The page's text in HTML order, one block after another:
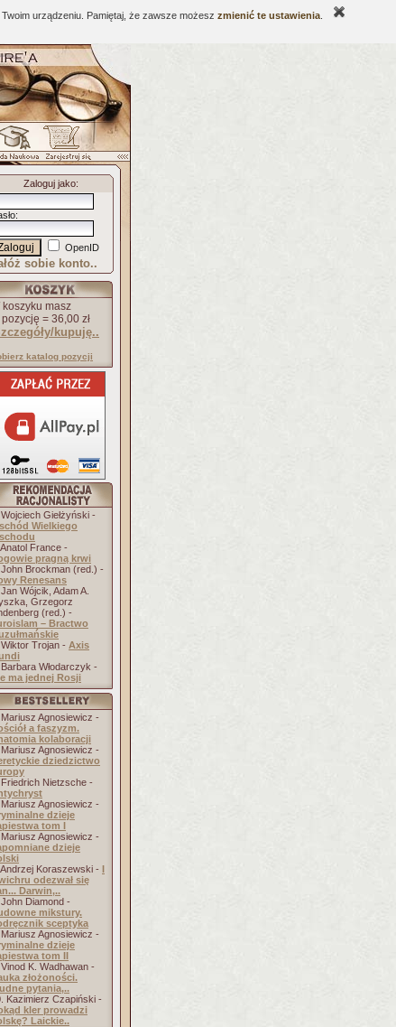
urządzeniu. Pamiętaj, że zawsze możesz zmienić te ustawienia
Zaloguj jako:
:
OpenID
sobie konto..
koszyku masz
pozycję = 36,00 zł
kupuję..
katalog pozycji
Wojciech Giełżyński -
Wielkiego
France -
pragną krwi
Brockman (red.) -
Renesans
Wójcik, Adam A.
Grzegorz
(red.) -
– Bractwo
Trojan - Axis
Włodarczyk -
ma jednej Rosji
Mariusz Agnosiewicz -
a faszyzm.
kolaboracji
Agnosiewicz -
dziedzictwo
Nietzsche -
Agnosiewicz -
dzieje
tom I
Agnosiewicz -
dzieje
Koraszewski - I
odezwał się
Darwin,..
Diamond -
mikstury.
sceptyka
Agnosiewicz -
dzieje
tom II
K. Wadhawan -
złożoności.
pytania,..
Kazimierz Czapiński -
kler prowadzi
Laickie..